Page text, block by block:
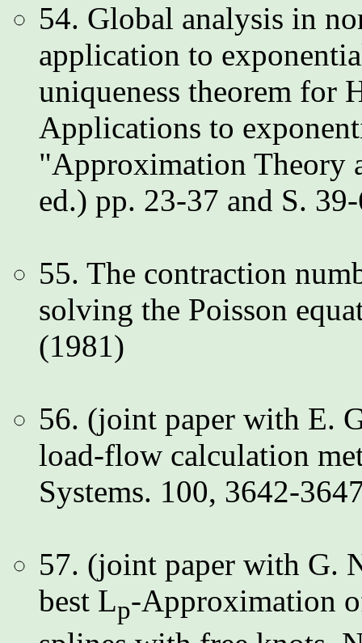
54. Global analysis in
application to
uniqueness theorem for
Applications to
"Approximation Theory
ed.) pp. 23-37 and S.
55. The contraction
solving the Poisson
(1981)
56. (joint paper with E.
load-flow calculation
Systems. 100, 3642-
57. (joint paper with G.
best Lp-Approximation